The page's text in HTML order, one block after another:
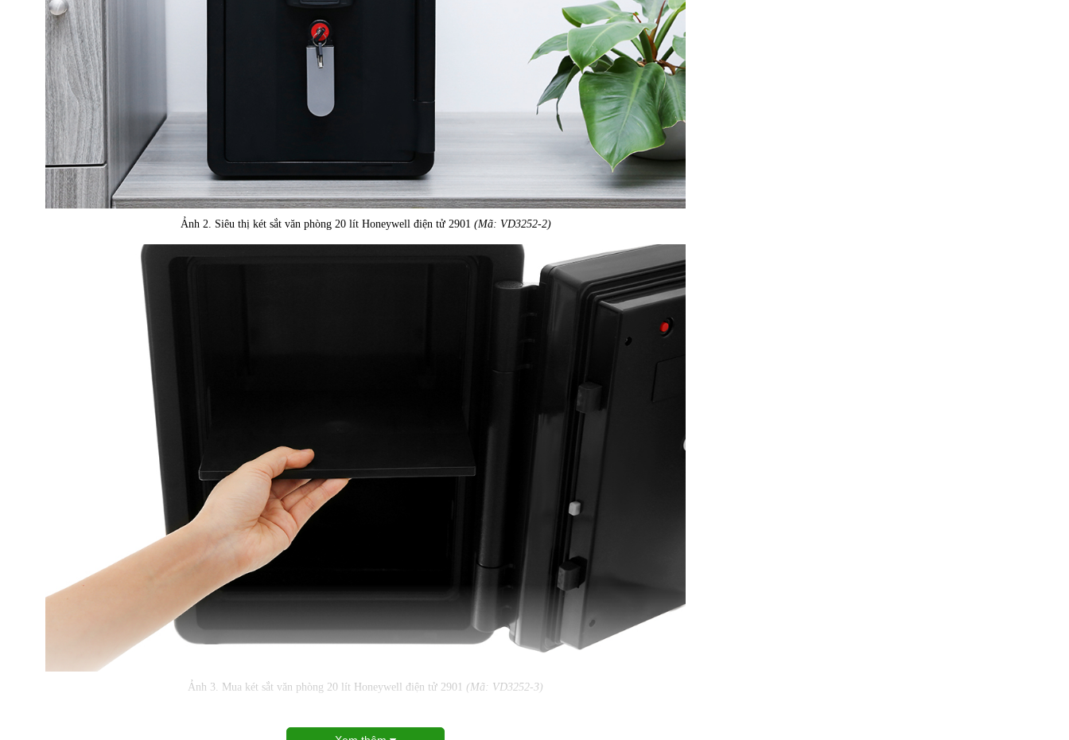
Ảnh 2. Siêu thị két sắt văn phòng 20 lít Honeywell điện tử 2901 (Mã: VD3252-2)
Ảnh 3. Mua két sắt văn phòng 20 lít Honeywell điện tử 2901 (Mã: VD3252-3)